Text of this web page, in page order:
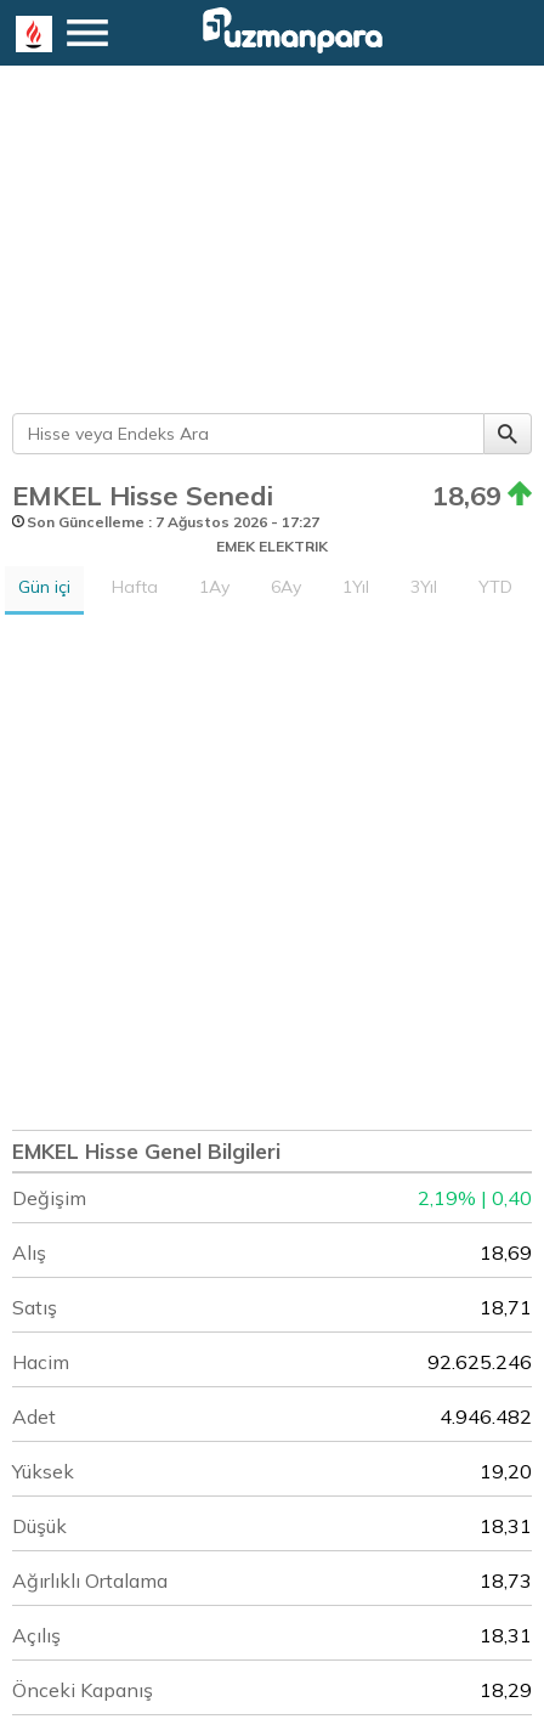
EMKEL Hisse Senedi 18,69
Son Güncelleme : 7 Ağustos 2026 - 17:27
EMEK ELEKTRIK
Gün içi Hafta 1Ay 6Ay 1Yıl 3Yıl YTD
EMKEL Hisse Genel Bilgileri
Değişim 2,19% | 0,40
Alış 18,69
Satış 18,71
Hacim 92.625.246
Adet 4.946.482
Yüksek 19,20
Düşük 18,31
Ağırlıklı Ortalama 18,73
Açılış 18,31
Önceki Kapanış 18,29